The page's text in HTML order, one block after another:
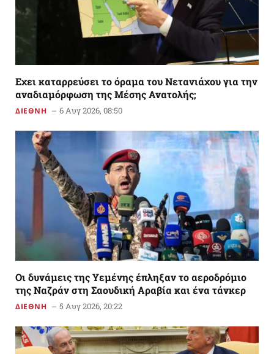
Εχει καταρρεύσει το όραμα του Νετανιάχου για την
αναδιαμόρφωση της Μέσης Ανατολής;
ΔΙΕΘΝΗ 6 Αυγ 2026, 08:50
Οι δυνάμεις της Υεμένης έπληξαν το αεροδρόμιο
της Ναζράν στη Σαουδική Αραβία και ένα τάνκερ
ΔΙΕΘΝΗ 5 Αυγ 2026, 20:22